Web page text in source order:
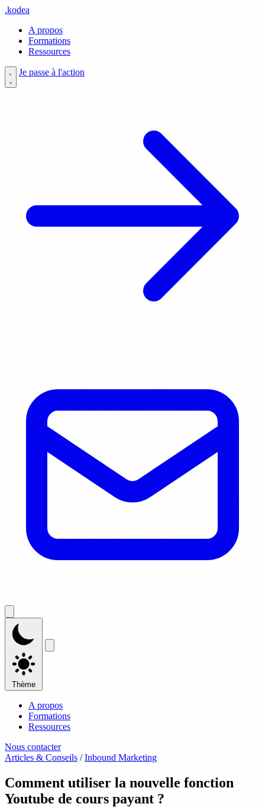
.kodea
A propos
Formations
Ressources
Je passe à l'action
Thème
A propos
Formations
Ressources
Nous contacter
Articles & Conseils / Inbound Marketing
Comment utiliser la nouvelle fonction
Youtube de cours payant ?